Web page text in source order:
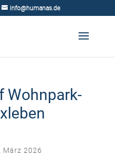
info@humanas.de
Wohnpark-
März 2026